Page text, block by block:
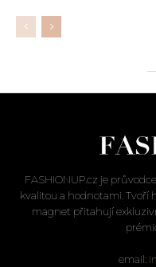
―
FASHIONUP.cz je
kvalitou a hodnotami. Tvoří
magnet přitahují
email: